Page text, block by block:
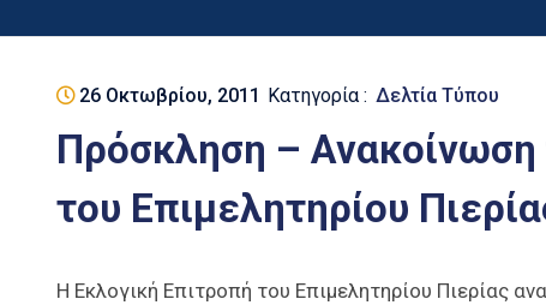
26 Οκτωβρίου, 2011 Κατηγορία : Δελτία Τύπου
Πρόσκληση – Ανακοίνωση
του Επιμελητηρίου
Η Εκλογική Επιτροπή του Επιμελητηρίου Πιερίας